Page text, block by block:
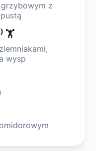
z
🏋️
wysp